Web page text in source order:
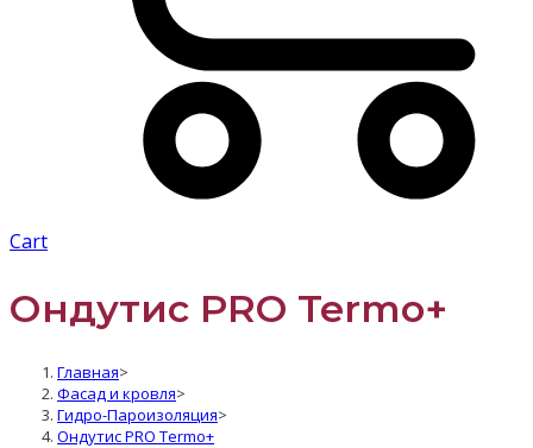
Cart
Ондутис PRO Termo+
Главная>
Фасад и кровля>
Гидро-Пароизоляция>
Ондутис PRO Termo+